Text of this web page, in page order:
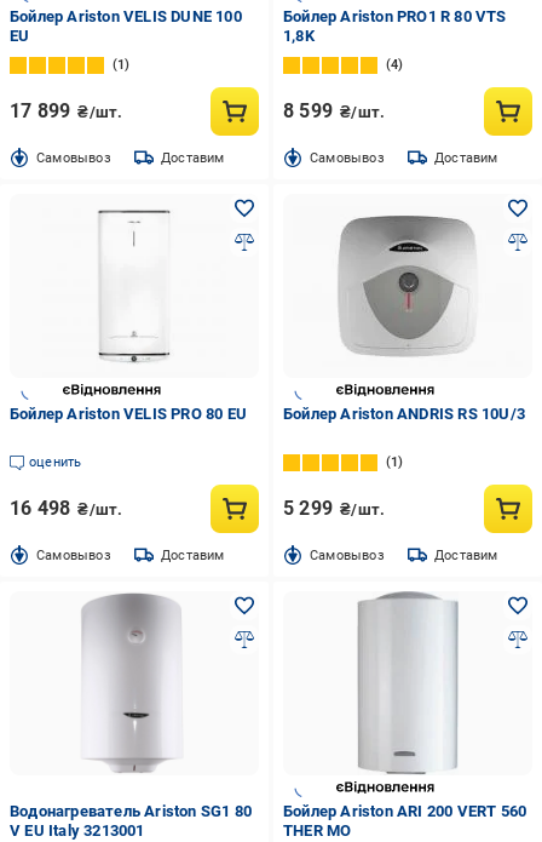
Бойлер Ariston VELIS DUNE 100
EU
1
17 899 ₴/шт.
Cамовывоз Доставим
Бойлер Ariston PRO1 R 80 VTS
1,8K
4
8 599 ₴/шт.
Cамовывоз Доставим
Бойлер Ariston VELIS PRO 80 EU
оценить
16 498 ₴/шт.
Cамовывоз Доставим
Бойлер Ariston ANDRIS RS 10U/3
1
5 299 ₴/шт.
Cамовывоз Доставим
Водонагреватель Ariston SG1 80
V EU Italy 3213001
Бойлер Ariston ARI 200 VERT 560
THER MO